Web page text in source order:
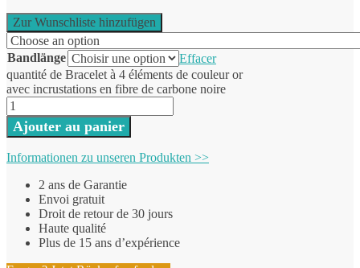
Zur Wunschliste hinzufügen
Bandlänge
Effacer
quantité de Bracelet à 4 éléments de couleur or
avec incrustations en fibre de carbone noire
Ajouter au panier
Informationen zu unseren Produkten >>
2 ans de Garantie
Envoi gratuit
Droit de retour de 30 jours
Haute qualité
Plus de 15 ans d’expérience